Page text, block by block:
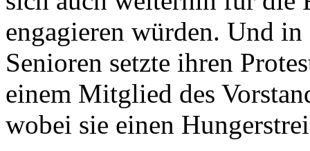
engagieren würden. Und
Senioren setzte ihren
einem Mitglied des
wobei sie einen